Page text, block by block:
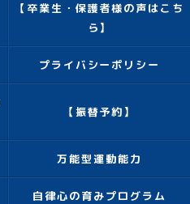
【卒業生・保護者様の声はこち
ら】
プライバシーポリシー
【振替予約】
万能型運動能力
自律心の育みプログラム